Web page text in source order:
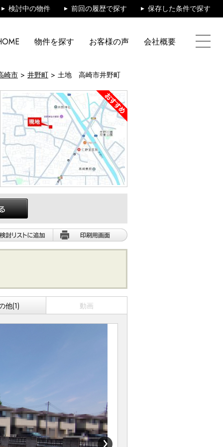
検討中の物件 前回の履歴で探す 保存した条件で探す
物件を探す お客様の声 会社概要
崎市 井野町 土地 高崎市井野町
他(1) 動画